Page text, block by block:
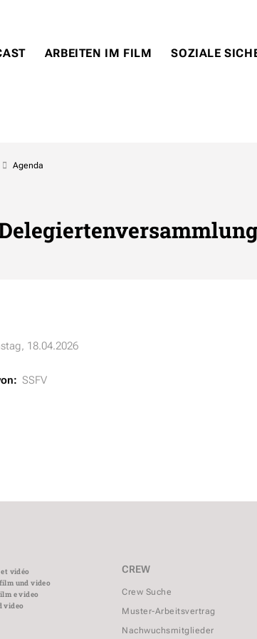
ARBEITEN IM FILM SOZIALE
Agenda
18.04.2026
SSFV
vidéo
und video
e video
video
CREW
Crew Suche
Muster-Arbeitsvertrag
Nachwuchsmitglieder